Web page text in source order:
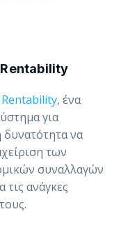
Rentability, ένα
για
δυνατότητα να
των
συναλλαγών
ανάγκες